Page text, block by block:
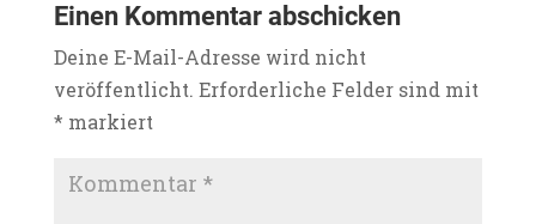
Einen Kommentar abschicken
Deine E-Mail-Adresse wird nicht
veröffentlicht. Erforderliche Felder sind mit
* markiert